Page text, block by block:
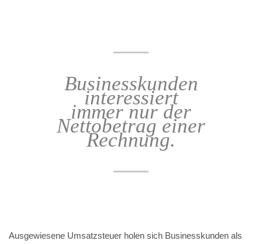
Businesskunden
interessiert
immer nur der
Nettobetrag einer
Rechnung.
Ausgewiesene Umsatzsteuer holen sich Businesskunden als